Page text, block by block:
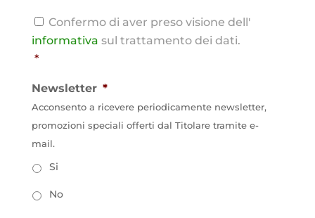
Consenso
Confermo di aver preso visione dell'
informativa sul trattamento dei dati.
*
Newsletter *
Acconsento a ricevere periodicamente newsletter,
promozioni speciali offerti dal Titolare tramite e-
mail.
Si
No